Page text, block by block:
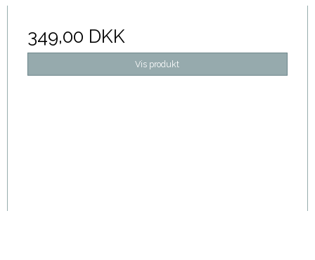
349,00 DKK
Vis produkt